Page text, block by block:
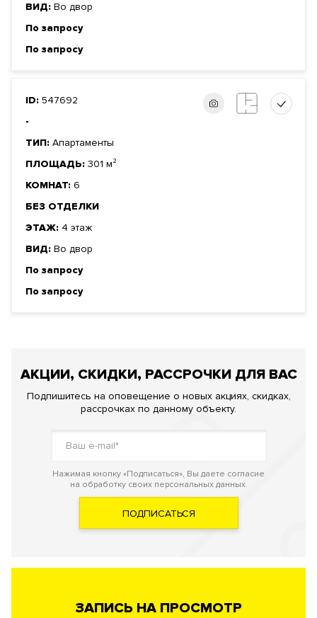
ВИД: Во двор
По запросу
По запросу
ID: 547692
-
ТИП: Апартаменты
ПЛОЩАДЬ: 301 м²
КОМНАТ: 6
БЕЗ ОТДЕЛКИ
ЭТАЖ: 4 этаж
ВИД: Во двор
По запросу
По запросу
АКЦИИ, СКИДКИ, РАССРОЧКИ ДЛЯ ВАС
Подпишитесь на оповещение о новых акциях, скидках,
рассрочках по данному объекту.
Нажимая кнопку «Подписаться», Вы даете согласие
на обработку своих персональных данных.
ПОДПИСАТЬСЯ
ЗАПИСЬ НА ПРОСМОТР